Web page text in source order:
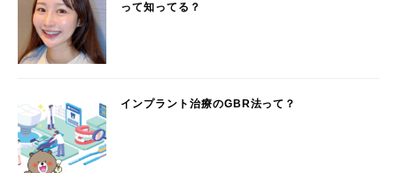
って知ってる？
インプラント治療のGBR法って？